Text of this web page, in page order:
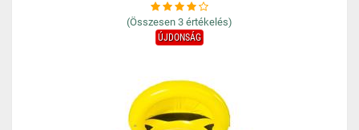
(Összesen 3 értékelés)
ÚJDONSÁG